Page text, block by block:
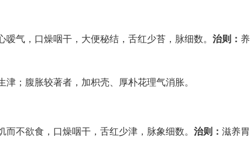
气，口燥咽干，大便秘结，舌红少苔，脉细数。 治则：
；腹胀较著者，加枳壳、厚朴花理气消胀。
不欲食，口燥咽干，舌红少津，脉象细数。 治则： 滋养